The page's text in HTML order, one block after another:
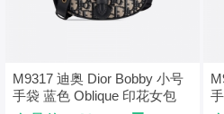
M9317 迪奥 Dior Bobby 小号
手袋 蓝色 Oblique 印花女包